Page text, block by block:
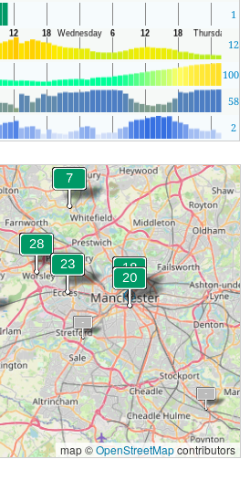
1
12
1006
58
2
map ©OpenStreetMapcontributors